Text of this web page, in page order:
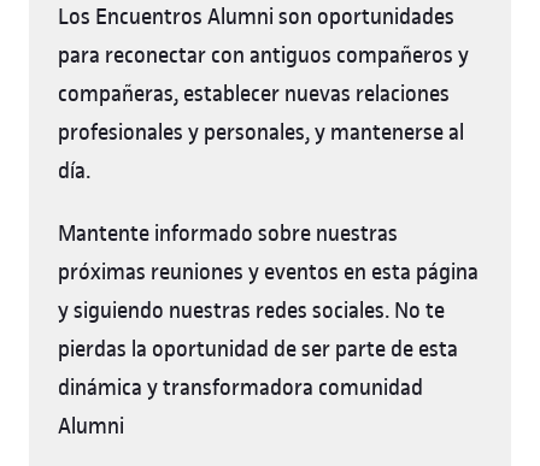
Los Encuentros Alumni son oportunidades
para reconectar con antiguos compañeros y
compañeras, establecer nuevas relaciones
profesionales y personales, y mantenerse al
día.
Mantente informado sobre nuestras
próximas reuniones y eventos en esta página
y siguiendo nuestras redes sociales. No te
pierdas la oportunidad de ser parte de esta
dinámica y transformadora comunidad
Alumni